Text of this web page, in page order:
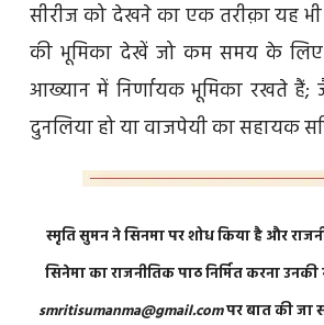
सीरीज को देखने का एक तरीक़ा यह भी
की भूमिका देखें जो कम समय के लिए
आख्यान में निर्णायक भूमिका रखते हैं;
दुनलिया हो या वाजपेयी का सहायक
स्मृति सुमन ने सिनमा पर शोध किया है और
सिनेमा का राजनीतिक पाठ निर्मित करना
smritisumanma@gmail.comपर बात की जा